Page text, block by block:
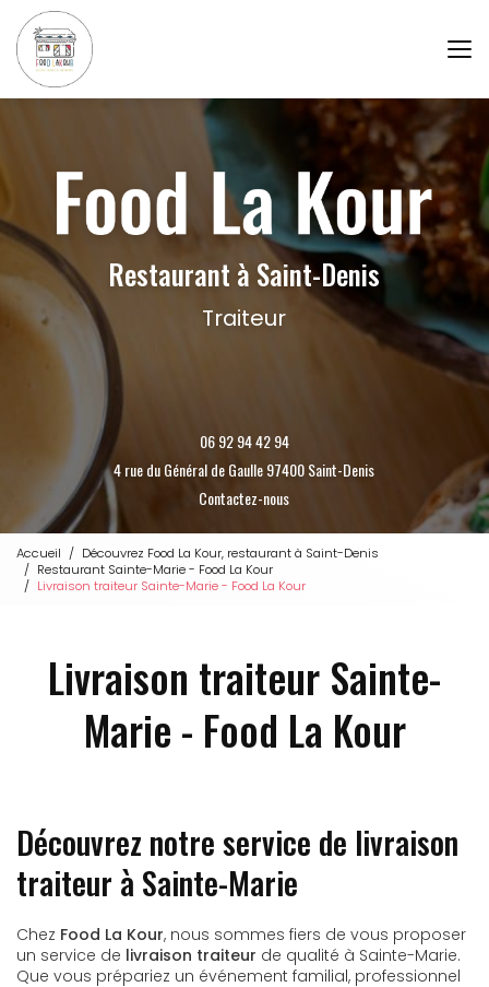
au
contenu
principal
Restaurant à Saint-Denis
Traiteur
06 92 94 42 94
4 rue du Général de Gaulle 97400 Saint-Denis
Contactez-nous
Accueil
Découvrez Food La Kour, restaurant à Saint-Denis
Restaurant Sainte-Marie - Food La Kour
Livraison traiteur Sainte-Marie - Food La Kour
Livraison traiteur Sainte-
Marie - Food La Kour
Découvrez notre service de livraison
traiteur à Sainte-Marie
Chez Food La Kour, nous sommes fiers de vous proposer
un service de livraison traiteur de qualité à Sainte-Marie.
Que vous prépariez un événement familial, professionnel